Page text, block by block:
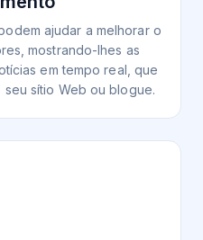
ajudar a melhorar o
mostrando-lhes as
em tempo real, que
sítio Web ou blogue.